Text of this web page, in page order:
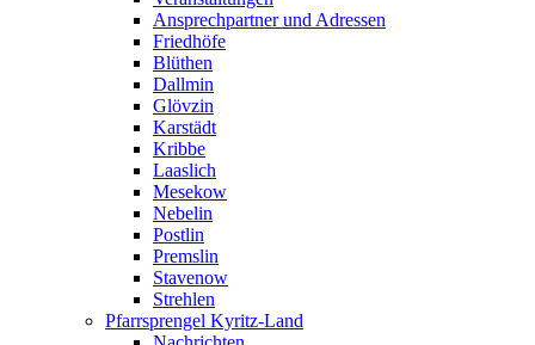
Ansprechpartner und Adressen
Friedhöfe
Blüthen
Dallmin
Glövzin
Karstädt
Kribbe
Laaslich
Mesekow
Nebelin
Postlin
Premslin
Stavenow
Strehlen
Pfarrsprengel Kyritz-Land